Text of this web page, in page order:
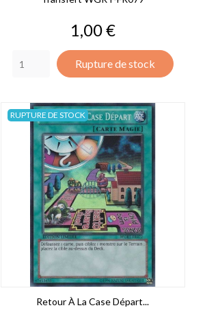
Prix
1,00 €
Rupture de stock
Retour À La Case Départ...
RUPTURE DE STOCK